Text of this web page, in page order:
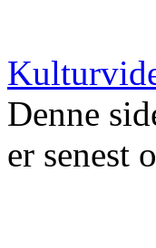
Denne
er senest